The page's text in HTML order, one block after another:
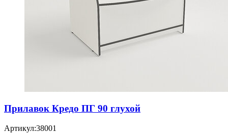
Прилавок Кредо ПГ 90 глухой
Артикул:38001